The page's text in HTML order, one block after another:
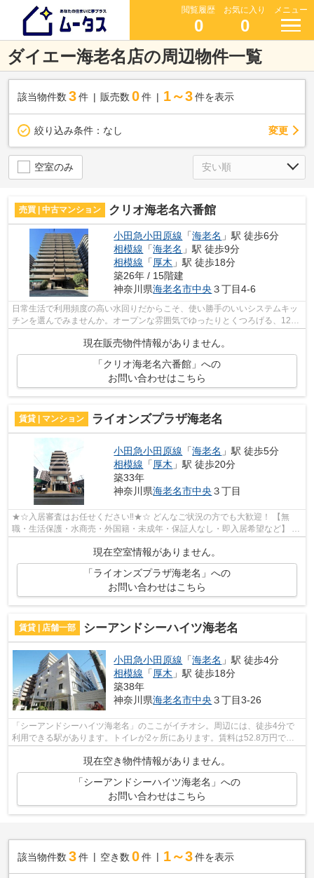
閲覧履歴
0
お気に入り
0
メニュー
ダイエー海老名店の周辺物件一覧
該当物件数 3件 販売数 0 件 1～3 件を表示
絞り込み条件： なし 変更
空室のみ
売買 | 中古マンション クリオ海老名六番館
小田急小田原線 「海老名 」駅 徒歩6分
相模線 「海老名 」駅 徒歩9分
相模線 「厚木 」駅 徒歩18分
築26年 / 15階建
神奈川県海老名市中央 ３丁目4-6
日常生活で利用頻度の高い水回りだからこそ、使い勝手のいいシステムキッ
チンを選んでみませんか。オープンな雰囲気でゆったりとくつろげる、12帖
以上のLDKとなっております。きれいで...
現在販売物件情報がありません。
「クリオ海老名六番館」への
お問い合わせはこちら
賃貸 | マンション ライオンズプラザ海老名
小田急小田原線 「海老名 」駅 徒歩5分
相模線 「厚木 」駅 徒歩20分
築33年
神奈川県海老名市中央 ３丁目
★☆入居審査はお任せください‼★☆ どんなご状況の方でも大歓迎！ 【無
職・生活保護・水商売・外国籍・未成年・保証人なし・即入居希望など】 ネ
現在空室情報がありません。
「ライオンズプラザ海老名」への
お問い合わせはこちら
賃貸 | 店舗一部 シーアンドシーハイツ海老名
小田急小田原線 「海老名 」駅 徒歩4分
相模線 「厚木 」駅 徒歩18分
築38年
神奈川県海老名市中央 ３丁目3-26
「シーアンドシーハイツ海老名」のここがイチオシ。周辺には、徒歩4分で
利用できる駅があります。トイレが2ヶ所にあります。賃料は52.8万円で
現在空き物件情報がありません。
「シーアンドシーハイツ海老名」への
お問い合わせはこちら
該当物件数 3件 空き数 0 件 1～3 件を表示